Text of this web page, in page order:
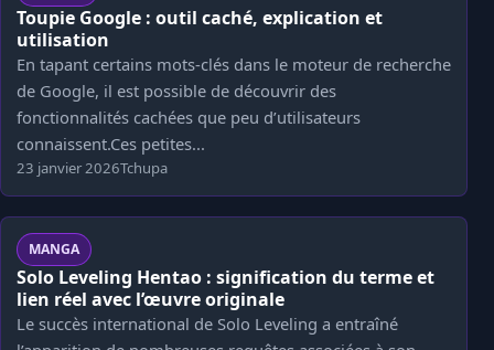
Toupie Google : outil caché, explication et
utilisation
En tapant certains mots-clés dans le moteur de recherche
de Google, il est possible de découvrir des
fonctionnalités cachées que peu d’utilisateurs
connaissent.Ces petites...
23 janvier 2026Tchupa
MANGA
Solo Leveling Hentao : signification du terme et
lien réel avec l’œuvre originale
Le succès international de Solo Leveling a entraîné